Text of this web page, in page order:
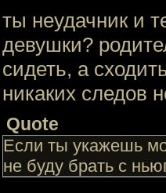
ты неудачник и
девушки?
сидеть, а
никаких следов
Quote
Если ты укажешь
не буду брать с